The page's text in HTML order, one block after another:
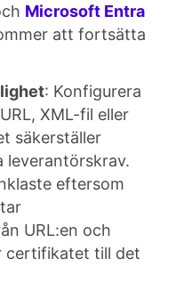
Microsoft Entra
att fortsätta
: Konfigurera
XML-fil eller
säkerställer
leverantörskrav.
eftersom
URL:en och
certifikatet till det